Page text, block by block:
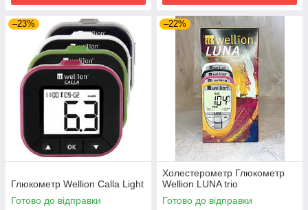
–23%
Глюкометр Wellion Calla Light
Готово до відправки
–22%
Холестерометр Глюкометр
Wellion LUNA trio
Готово до відправки